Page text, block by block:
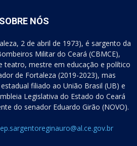
SOBRE NÓS
2 de abril de 1973), é sargento da
Militar do Ceará (CBMCE),
teatro, mestre em educação e político
de Fortaleza (2019-2023), mas
filiado ao União Brasil (UB) e
Legislativa do Estado do Ceará
do senador Eduardo Girão (NOVO).